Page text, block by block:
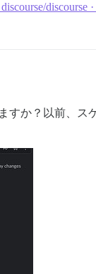
discourse
か？以前、ス